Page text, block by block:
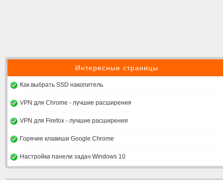
Интересные страницы
Как выбрать SSD накопитель
VPN для Chrome - лучшие расширения
VPN для Firefox - лучшие расширения
Горячие клавиши Google Chrome
Настройка панели задач Windows 10